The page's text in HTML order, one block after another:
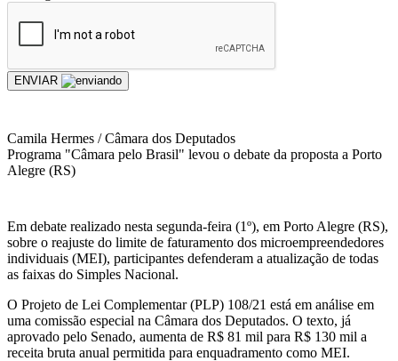
ENVIAR
Camila Hermes / Câmara dos Deputados
Programa "Câmara pelo Brasil" levou o debate da proposta a Porto
Alegre (RS)
Em debate realizado nesta segunda-feira (1º), em Porto Alegre (RS),
sobre o reajuste do limite de faturamento dos microempreendedores
individuais (MEI), participantes defenderam a atualização de todas
as faixas do Simples Nacional.
O Projeto de Lei Complementar (PLP) 108/21 está em análise em
uma comissão especial na Câmara dos Deputados. O texto, já
aprovado pelo Senado, aumenta de R$ 81 mil para R$ 130 mil a
receita bruta anual permitida para enquadramento como MEI.